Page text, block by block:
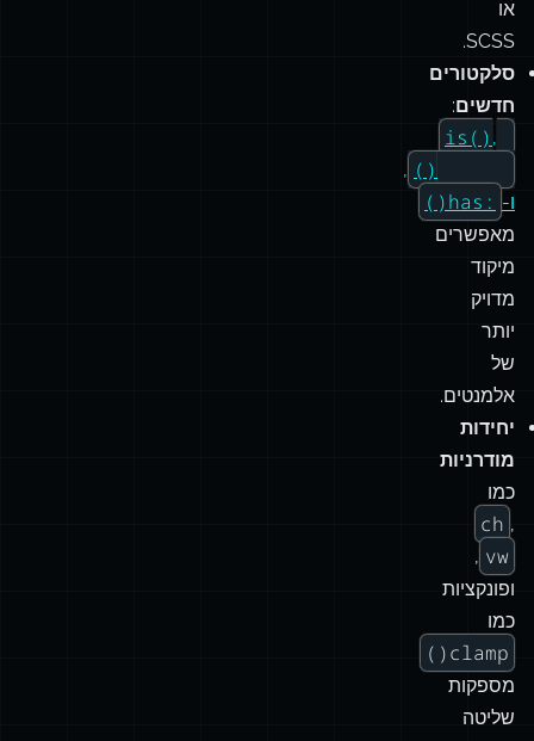
עכשיו
זה
דומה
ל-
Less
SCSS.
סלקטורים
חדשים
:is()
,
:where()
ו- :has()
מאפשרים
מיקוד
מדויק
יותר
של
אלמנטים.
יחידות
מודרניות
כמו
ch ,
vw
,